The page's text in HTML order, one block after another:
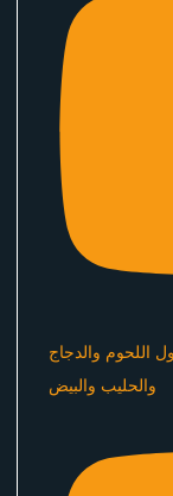
اللحوم والدجاج
والحليب والبيض